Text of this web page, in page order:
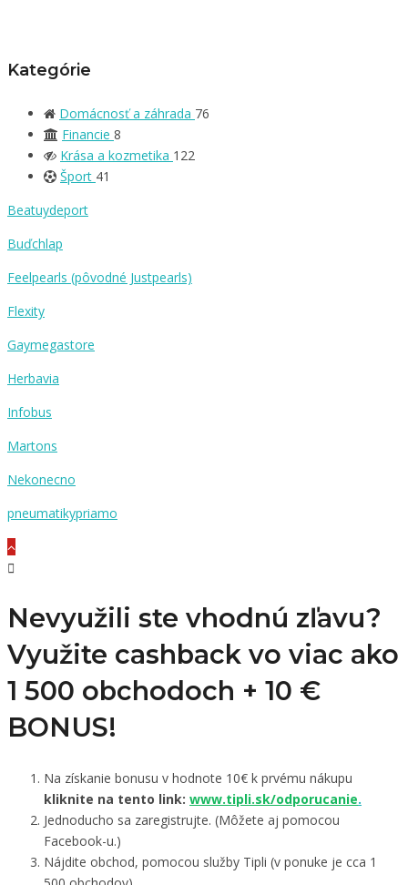
Kategórie
Domácnosť a záhrada 76
Financie 8
Krása a kozmetika 122
Šport 41
Beatuydeport
Buďchlap
Feelpearls (pôvodné Justpearls)
Flexity
Gaymegastore
Herbavia
Infobus
Martons
Nekonecno
pneumatikypriamo
Nevyužili ste vhodnú zľavu?
Využite cashback vo viac ako
1 500 obchodoch + 10 €
BONUS!
Na získanie bonusu v hodnote 10€ k prvému nákupu
kliknite na tento link: www.tipli.sk/odporucanie.
Jednoducho sa zaregistrujte. (Môžete aj pomocou
Facebook-u.)
Nájdite obchod, pomocou služby Tipli (v ponuke je cca 1